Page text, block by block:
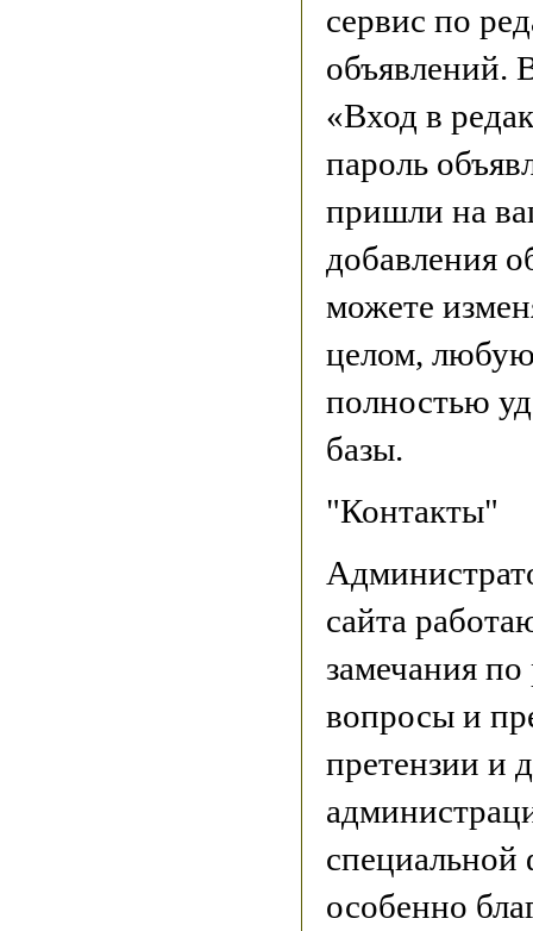
сервис по
объявлений.
«Вход в
пароль
пришли на
добавления
можете
целом, любую
полностью
базы.
"Контакты"
сайта
замечания
вопросы и
претензии и
особенно